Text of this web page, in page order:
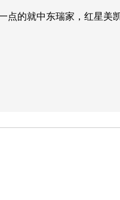
点的就中东瑞家，红星美